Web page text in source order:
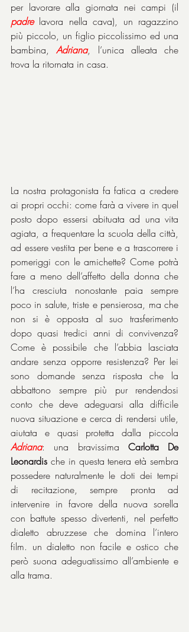
padre lavora nella cava), un ragazzino
più piccolo, un figlio piccolissimo ed una
bambina, Adriana, l’unica alleata che
trova la ritornata in casa.
La nostra protagonista fa fatica a credere
ai propri occhi: come farà a vivere in quel
posto dopo essersi abituata ad una vita
agiata, a frequentare la scuola della città,
ad essere vestita per bene e a trascorrere i
pomeriggi con le amichette? Come potrà
fare a meno dell’affetto della donna che
l’ha cresciuta nonostante paia sempre
poco in salute, triste e pensierosa, ma che
non si è opposta al suo trasferimento
dopo quasi tredici anni di convivenza?
Come è possibile che l’abbia lasciata
andare senza opporre resistenza? Per lei
sono domande senza risposta che la
abbattono sempre più pur rendendosi
conto che deve adeguarsi alla difficile
nuova situazione e cerca di rendersi utile,
Adriana: una bravissima Carlotta De
Leonardis che in questa tenera età sembra
possedere naturalmente le doti dei tempi
di recitazione, sempre pronta ad
intervenire in favore della nuova sorella
con battute spesso divertenti, nel perfetto
dialetto abruzzese che domina l’intero
film. un dialetto non facile e ostico che
però suona adeguatissimo all’ambiente e
alla trama.